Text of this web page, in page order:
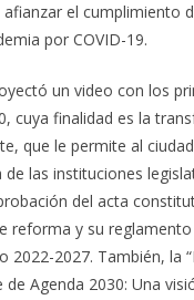
el cumplimiento
por COVID-19.
un video con los
cuya finalidad es la
que le permite al
las instituciones
del acta
reforma y su
2027. También, la
Agenda 2030: Una